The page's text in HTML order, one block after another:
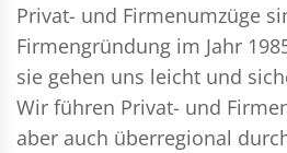
Privat- und Firmenumzüge
Firmengründung im Jahr
sie gehen uns leicht und
Wir führen Privat- und
aber auch überregional